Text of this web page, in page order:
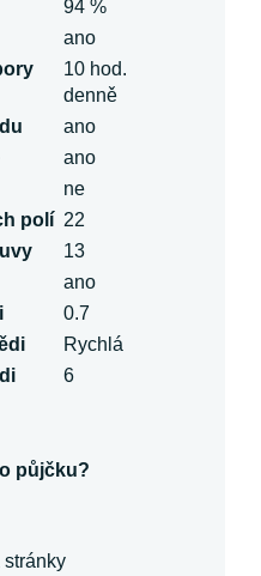
94 %
ano
10 hod.
denně
ano
ano
ne
polí 22
13
ano
0.7
Rychlá
6
půjčku?
stránky